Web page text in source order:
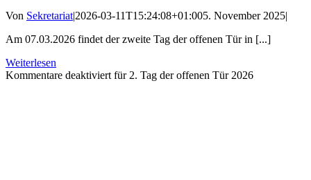
Von Sekretariat|2026-03-11T15:24:08+01:005. November 2025|
Am 07.03.2026 findet der zweite Tag der offenen Tür in [...]
Weiterlesen
Kommentare deaktiviert für 2. Tag der offenen Tür 2026